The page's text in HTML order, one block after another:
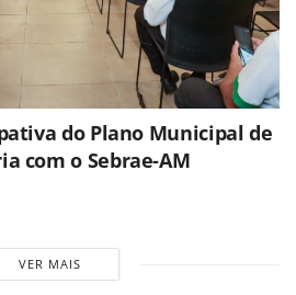
do Plano Municipal de
com o Sebrae-AM
VER MAIS